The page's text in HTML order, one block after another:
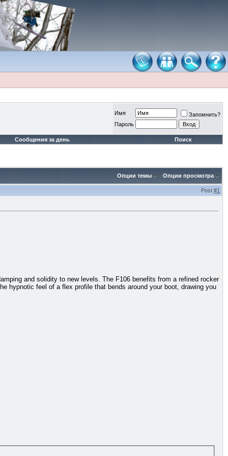
Имя
Запомнить?
Пароль
Сообщения за день Поиск
Опции темы Опции просмотра
Post #1
and solidity to new levels. The F106 benefits from a refined rocker
hypnotic feel of a flex profile that bends around your boot, drawing you